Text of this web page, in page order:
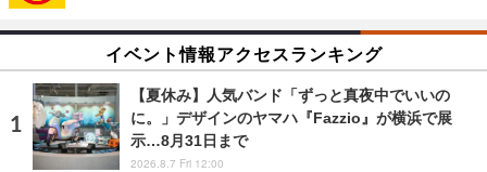
イベント情報アクセスランキング
【夏休み】人気バンド「ずっと真夜中でいいの
に。」デザインのヤマハ『Fazzio』が横浜で展
示…8月31日まで
2026.8.7 Fri 12:00